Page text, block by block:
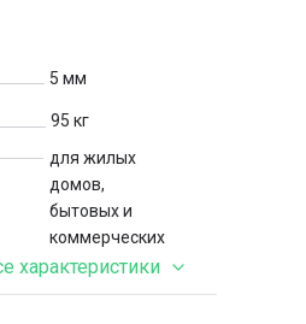
95 кг
5 мм
для жилых
домов,
бытовых и
коммерческих
помещений
характеристики